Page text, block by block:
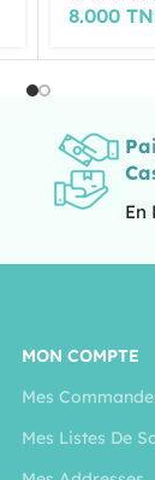
8.000
En
MON COMPTE
Mes
Mes Listes De